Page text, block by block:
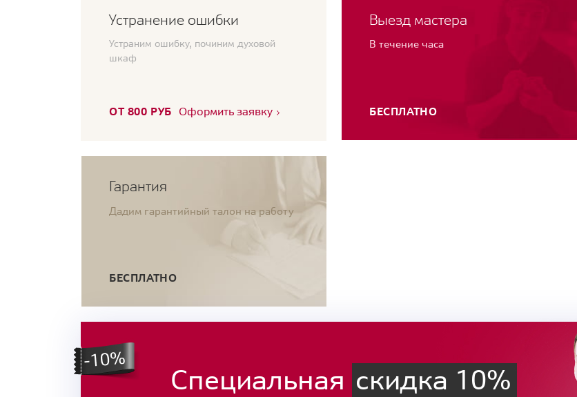
Устранение ошибки
Устраним ошибку, починим духовой
шкаф
ОТ 800 РУБ Оформить заявку
Выезд мастера
В течение часа
БЕСПЛАТНО
Гарантия
Дадим гарантийный талон на работу
БЕСПЛАТНО
Специальная скидка 10%